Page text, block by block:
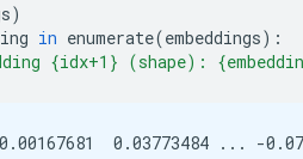
)
in enumerate(embeddings):
{idx+1} (shape):
0.03773484 ... -